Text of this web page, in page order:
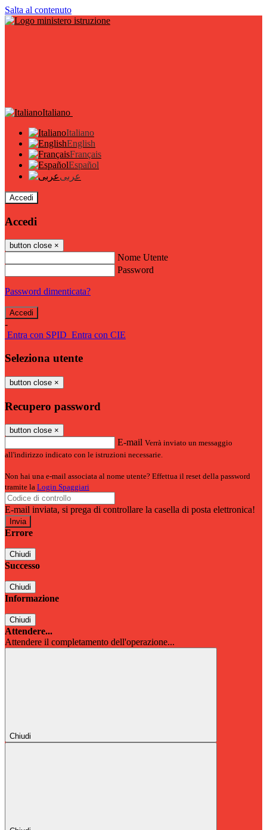
Salta al contenuto
Italiano
Italiano
English
Français
Español
عربى
Accedi
Accedi
button close ×
Nome Utente
Password
Password dimenticata?
-
Entra con SPID Entra con CIE
Seleziona utente
button close ×
Recupero password
button close ×
E-mail Verrà inviato un messaggio
all'indirizzo indicato con le istruzioni necessarie.
Non hai una e-mail associata al nome utente? Effettua il reset della password
tramite la Login Spaggiari
E-mail inviata, si prega di controllare la casella di posta elettronica!
Errore
Chiudi
Successo
Chiudi
Informazione
Chiudi
Attendere...
Attendere il completamento dell'operazione...
Chiudi